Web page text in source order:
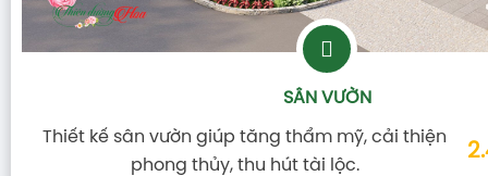
SÂN VƯỜN
Thiết kế sân vườn giúp tăng thẩm mỹ, cải thiện
phong thủy, thu hút tài lộc.